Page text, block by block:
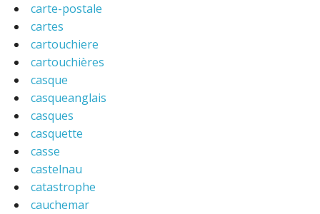
carte-postale
cartes
cartouchiere
cartouchières
casque
casqueanglais
casques
casquette
casse
castelnau
catastrophe
cauchemar